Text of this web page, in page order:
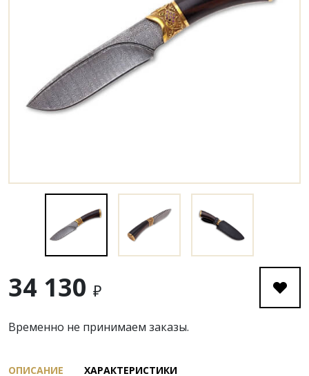
34 130 ₽
Временно не принимаем заказы.
ОПИСАНИЕ ХАРАКТЕРИСТИКИ